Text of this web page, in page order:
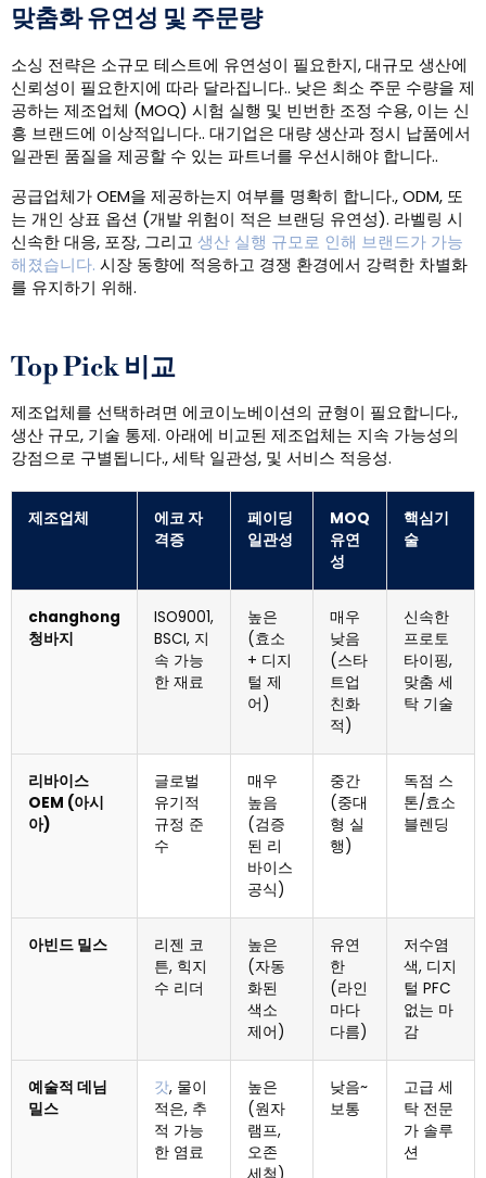
맞춤화 유연성 및 주문량
소싱 전략은 소규모 테스트에 유연성이 필요한지, 대규모 생산에
신뢰성이 필요한지에 따라 달라집니다.. 낮은 최소 주문 수량을 제
공하는 제조업체 (MOQ) 시험 실행 및 빈번한 조정 수용, 이는 신
흥 브랜드에 이상적입니다.. 대기업은 대량 생산과 정시 납품에서
일관된 품질을 제공할 수 있는 파트너를 우선시해야 합니다..
공급업체가 OEM을 제공하는지 여부를 명확히 합니다., ODM, 또
는 개인 상표 옵션 (개발 위험이 적은 브랜딩 유연성). 라벨링 시
신속한 대응, 포장, 그리고 생산 실행 규모로 인해 브랜드가 가능
해졌습니다. 시장 동향에 적응하고 경쟁 환경에서 강력한 차별화
를 유지하기 위해.
Top Pick 비교
제조업체를 선택하려면 에코이노베이션의 균형이 필요합니다.,
생산 규모, 기술 통제. 아래에 비교된 제조업체는 지속 가능성의
강점으로 구별됩니다., 세탁 일관성, 및 서비스 적응성.
제조업체
에코 자
격증
페이딩
일관성
MOQ
유연
성
핵심기
술
changhong
청바지
ISO9001,
BSCI, 지
속 가능
한 재료
높은
(효소
+ 디지
털 제
어)
매우
낮음
(스타
트업
친화
적)
신속한
프로토
타이핑,
맞춤 세
탁 기술
리바이스
OEM (아시
아)
글로벌
유기적
규정 준
수
매우
높음
(검증
된 리
바이스
공식)
중간
(중대
형 실
행)
독점 스
톤/효소
블렌딩
아빈드 밀스
리젠 코
튼, 힉지
수 리더
높은
(자동
화된
색소
제어)
유연
한
(라인
마다
다름)
저수염
색, 디지
털 PFC
없는 마
감
예술적 데님
밀스
갓, 물이
적은, 추
적 가능
한 염료
높은
(원자
램프,
오존
낮음~
보통
고급 세
탁 전문
가 솔루
션